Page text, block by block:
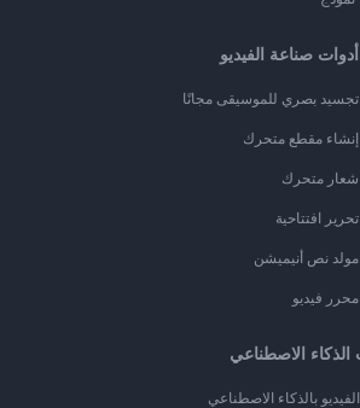
أدوات صناعة الفيديو
تجسيد بصري للموسيقى مجانًا
إنشاء مقطع متحرك
شعار متحرك
تحرير افتتاحية
مولد نص أنيميشن
محرر فيديو
الذكاء الاصطناعي
بالذكاء الاصطناعي